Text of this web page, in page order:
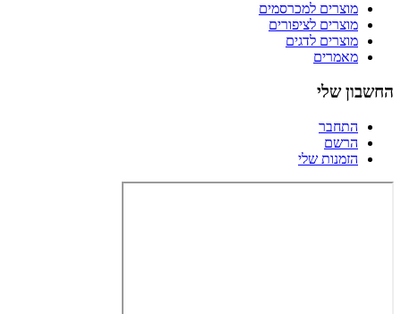
מוצרים למכרסמים
מוצרים לציפורים
מוצרים לדגים
מאמרים
החשבון שלי
התחבר
הרשם
הזמנות שלי